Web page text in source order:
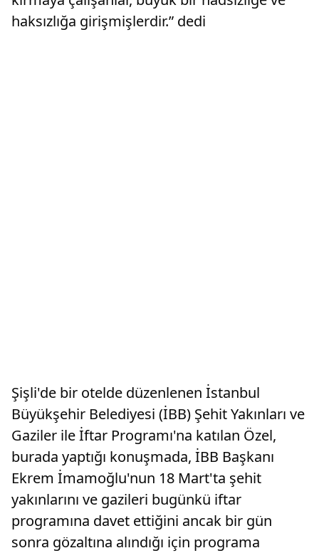
haksızlığa girişmişlerdir.” dedi
Şişli'de bir otelde düzenlenen İstanbul
Büyükşehir Belediyesi (İBB) Şehit Yakınları ve
Gaziler ile İftar Programı'na katılan Özel,
burada yaptığı konuşmada, İBB Başkanı
Ekrem İmamoğlu'nun 18 Mart'ta şehit
yakınlarını ve gazileri bugünkü iftar
programına davet ettiğini ancak bir gün
sonra gözaltına alındığı için programa